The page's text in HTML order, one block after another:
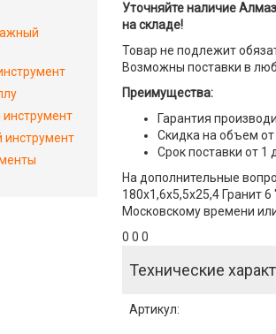
Уточняйте наличие
на складе!
Товар не подлежит
Возможны поставки в
Преимущества:
Гарантия
Скидка на объем от
Срок поставки от 1
На дополнительные
180x1,6x5,5x25,4 Гранит
Московскому времени
0 0 0
Технические
Артикул: